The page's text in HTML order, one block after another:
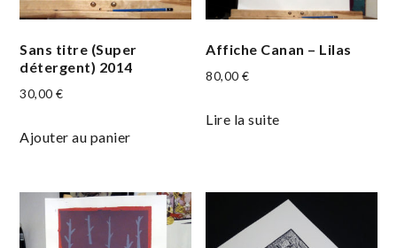
Sans titre (Super
détergent) 2014
30,00€
Ajouter au panier
Affiche Canan – Lilas
80,00€
Lire la suite